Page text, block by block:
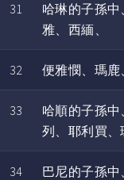
31
哈琳的子孫
雅、西緬、
32 便雅憫、瑪鹿
33
哈順的子孫
列、耶利買、
34 巴尼的子孫中